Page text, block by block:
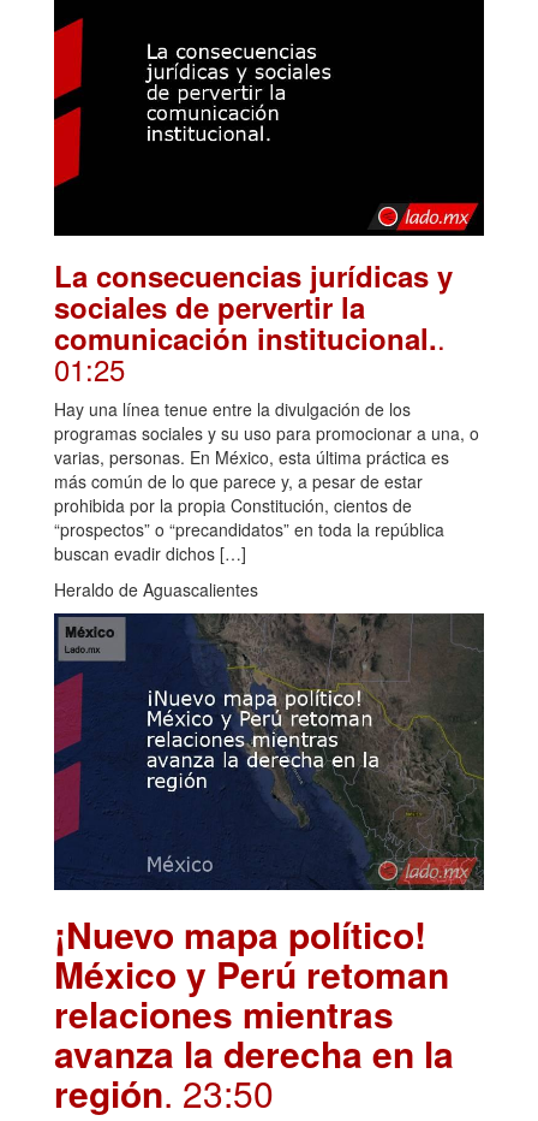
La consecuencias jurídicas y
sociales de pervertir la
comunicación institucional..
01:25
Hay una línea tenue entre la divulgación de los
programas sociales y su uso para promocionar a una, o
varias, personas. En México, esta última práctica es
más común de lo que parece y, a pesar de estar
prohibida por la propia Constitución, cientos de
“prospectos” o “precandidatos” en toda la república
buscan evadir dichos […]
Heraldo de Aguascalientes
¡Nuevo mapa político!
México y Perú retoman
relaciones mientras
avanza la derecha en la
región. 23:50